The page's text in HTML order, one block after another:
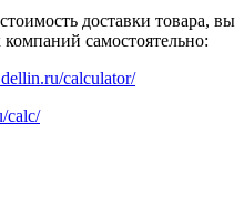
доставки товара, вы
самостоятельно:
calculator/
calc/